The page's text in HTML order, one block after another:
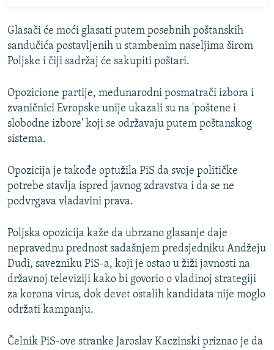
Glasači će moći glasati putem posebnih poštanskih
sandučića postavljenih u stambenim naseljima širom
Poljske i čiji sadržaj će sakupiti poštari.
Opozicione partije, međunarodni posmatrači izbora i
zvaničnici Evropske unije ukazali su na 'poštene i
slobodne izbore' koji se održavaju putem poštanskog
sistema.
Opozicija je takođe optužila PiS da svoje političke
potrebe stavlja ispred javnog zdravstva i da se ne
podvrgava vladavini prava.
Poljska opozicija kaže da ubrzano glasanje daje
nepravednu prednost sadašnjem predsjedniku Andžeju
Dudi, savezniku PiS-a, koji je ostao u žiži javnosti na
državnoj televiziji kako bi govorio o vladinoj strategiji
za korona virus, dok devet ostalih kandidata nije moglo
održati kampanju.
Čelnik PiS-ove stranke Jaroslav Kaczinski priznao je da